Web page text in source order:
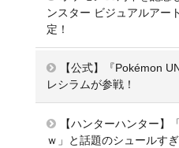
ンスター ビジュアルアー
定！
【公式】『Pokémon
レシラムが参戦！
【ハンターハンター】
ｗ」と話題のシュールす